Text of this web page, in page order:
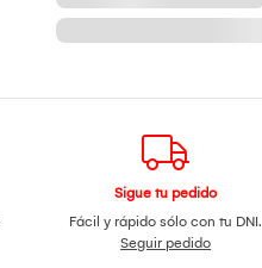
Sigue tu pedido
Fácil y rápido sólo con tu DNI.
Seguir pedido